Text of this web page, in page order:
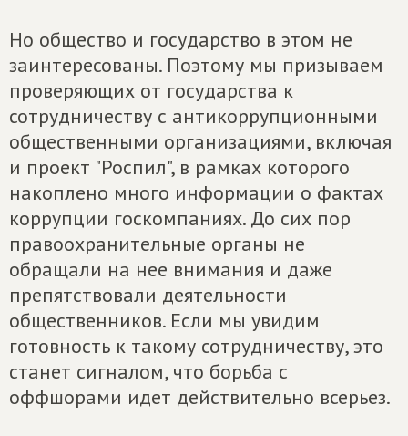
Но общество и государство в этом не
заинтересованы. Поэтому мы призываем
проверяющих от государства к
сотрудничеству с антикоррупционными
общественными организациями, включая
и проект "Роспил", в рамках которого
накоплено много информации о фактах
коррупции госкомпаниях. До сих пор
правоохранительные органы не
обращали на нее внимания и даже
препятствовали деятельности
общественников. Если мы увидим
готовность к такому сотрудничеству, это
станет сигналом, что борьба с
оффшорами идет действительно всерьез.